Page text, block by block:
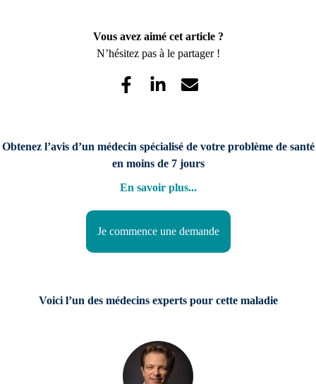
Vous avez aimé cet article ?
N’hésitez pas à le partager !
Obtenez l’avis d’un médecin spécialisé de votre problème de santé
en moins de 7 jours
En savoir plus...
Je commence une demande
Voici l’un des médecins experts pour cette maladie